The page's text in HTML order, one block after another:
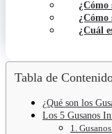
¿Cómo
¿Cómo
¿Cuál
Tabla de
¿Qué son los
Los 5 Gusanos
1.